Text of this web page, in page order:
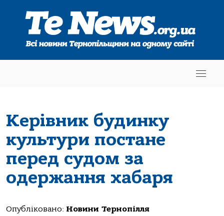
Керівник будинку
культури постане
перед судом за
одержання хабаря
Опубліковано: Новини Тернопілля